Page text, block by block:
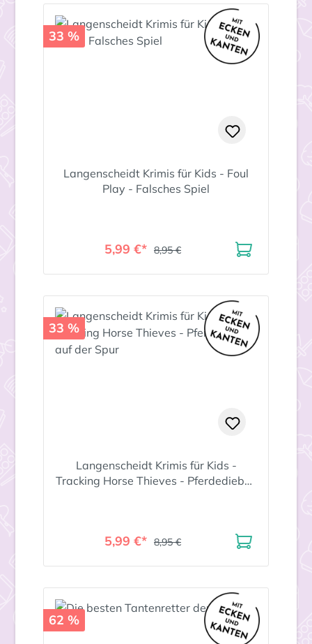
33 %
Langenscheidt Krimis für Kids - Foul
Play - Falsches Spiel
5,99 €* 8,95 €
33 %
Langenscheidt Krimis für Kids -
Tracking Horse Thieves - Pferdedieben
5,99 €* 8,95 €
62 %